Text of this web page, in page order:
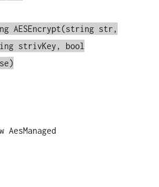
AESEncrypt(string str,
strivKey, bool